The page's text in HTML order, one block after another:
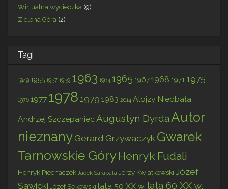
Wirtualna wycieczka (9)
Zielona Góra (2)
Tagi
1949 1955 1957 1959 1963 1964 1965 19671968 1971 1975
1976 1977 1978 1979 1983 2014 Alojzy Niedbała
Andrzej Szczepaniec Augustyn Dyrda Autor
nieznany Gerard Grzywaczyk Gwarek
Tarnowskie GóryHenryk Fudali
Henryk Piechaczek Jacek Sarapata Jerzy Kwiatkowski Józef
Sawicki Józef Sękowski lata 50 XX w. lata 60 XX w.